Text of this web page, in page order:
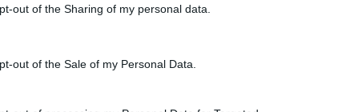
out of the Sharing of my personal data.
out of the Sale of my Personal Data.
port és vizet kap a nyakába. Ilyenkor a jó győzelmét
Holika démon felett. Ugyanakkor a tavaszt is
este hatalmas tüzeket gyújtanak (Holika Dahan) és